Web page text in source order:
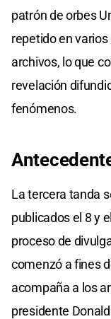
patrón de orbes
repetido en
archivos, lo que
revelación
fenómenos.
La tercera tanda
publicados el 8 y
proceso de
comenzó a fines
acompaña a los
presidente